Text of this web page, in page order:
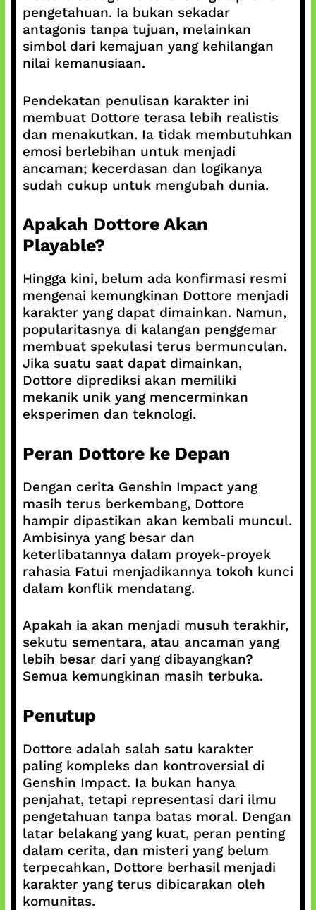
pengetahuan. Ia bukan sekadar
antagonis tanpa tujuan, melainkan
simbol dari kemajuan yang kehilangan
nilai kemanusiaan.
Pendekatan penulisan karakter ini
membuat Dottore terasa lebih realistis
dan menakutkan. Ia tidak membutuhkan
emosi berlebihan untuk menjadi
ancaman; kecerdasan dan logikanya
sudah cukup untuk mengubah dunia.
Apakah Dottore Akan
Playable?
Hingga kini, belum ada konfirmasi resmi
mengenai kemungkinan Dottore menjadi
karakter yang dapat dimainkan. Namun,
popularitasnya di kalangan penggemar
membuat spekulasi terus bermunculan.
Jika suatu saat dapat dimainkan,
Dottore diprediksi akan memiliki
mekanik unik yang mencerminkan
eksperimen dan teknologi.
Peran Dottore ke Depan
Dengan cerita Genshin Impact yang
masih terus berkembang, Dottore
hampir dipastikan akan kembali muncul.
Ambisinya yang besar dan
keterlibatannya dalam proyek-proyek
rahasia Fatui menjadikannya tokoh kunci
dalam konflik mendatang.
Apakah ia akan menjadi musuh terakhir,
sekutu sementara, atau ancaman yang
lebih besar dari yang dibayangkan?
Semua kemungkinan masih terbuka.
Penutup
Dottore adalah salah satu karakter
paling kompleks dan kontroversial di
Genshin Impact. Ia bukan hanya
penjahat, tetapi representasi dari ilmu
pengetahuan tanpa batas moral. Dengan
latar belakang yang kuat, peran penting
dalam cerita, dan misteri yang belum
terpecahkan, Dottore berhasil menjadi
karakter yang terus dibicarakan oleh
komunitas.